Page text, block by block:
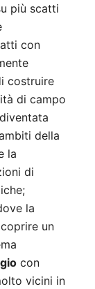
più scatti
con
costruire
di campo
della
la
di
la
un
con
vicini in